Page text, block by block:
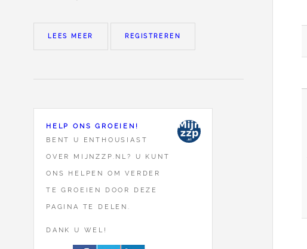
LEES MEER REGISTREREN
HELP ONS GROEIEN!
BENT U ENTHOUSIAST
OVER MIJNZZP.NL? U KUNT
ONS HELPEN OM VERDER
TE GROEIEN DOOR DEZE
PAGINA TE DELEN.
DANK U WEL!